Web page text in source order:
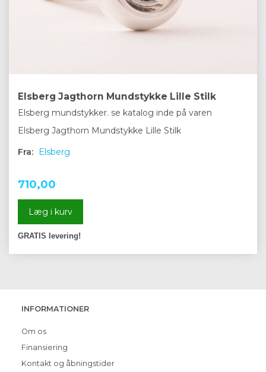
Elsberg Jagthorn Mundstykke Lille Stilk
Elsberg mundstykker. se katalog inde på varen
Elsberg Jagthorn Mundstykke Lille Stilk
Fra: Elsberg
710,00
Læg i kurv
GRATIS levering!
INFORMATIONER
Om os
Finansiering
Kontakt og åbningstider